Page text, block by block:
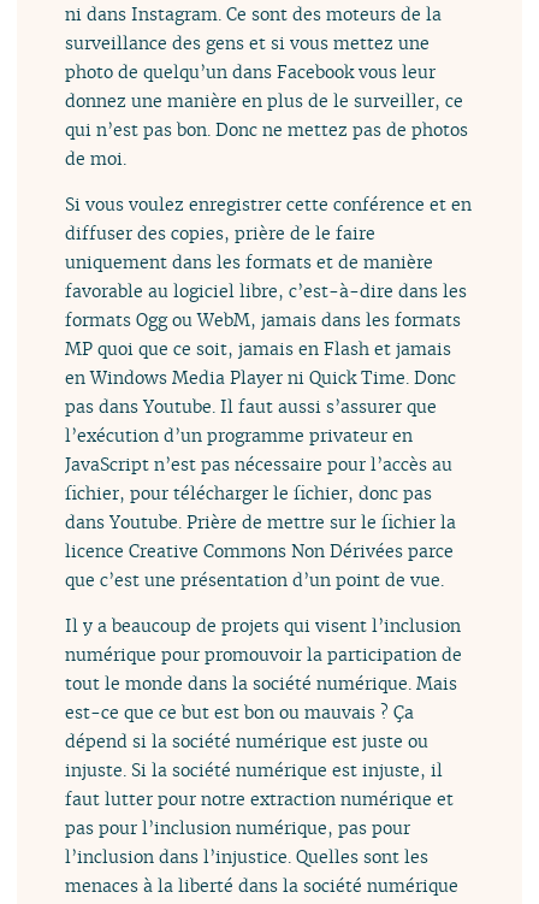
ni dans Instagram. Ce sont des moteurs de la
surveillance des gens et si vous mettez une
photo de quelqu’un dans Facebook vous leur
donnez une manière en plus de le surveiller, ce
qui n’est pas bon. Donc ne mettez pas de photos
de moi.
Si vous voulez enregistrer cette conférence et en
diffuser des copies, prière de le faire
uniquement dans les formats et de manière
favorable au logiciel libre, c’est-à-dire dans les
formats Ogg ou WebM, jamais dans les formats
MP quoi que ce soit, jamais en Flash et jamais
en Windows Media Player ni Quick Time. Donc
pas dans Youtube. Il faut aussi s’assurer que
l’exécution d’un programme privateur en
JavaScript n’est pas nécessaire pour l’accès au
fichier, pour télécharger le fichier, donc pas
dans Youtube. Prière de mettre sur le fichier la
licence Creative Commons Non Dérivées parce
que c’est une présentation d’un point de vue.
Il y a beaucoup de projets qui visent l’inclusion
numérique pour promouvoir la participation de
tout le monde dans la société numérique. Mais
est-ce que ce but est bon ou mauvais ? Ça
dépend si la société numérique est juste ou
injuste. Si la société numérique est injuste, il
faut lutter pour notre extraction numérique et
pas pour l’inclusion numérique, pas pour
l’inclusion dans l’injustice. Quelles sont les
menaces à la liberté dans la société numérique